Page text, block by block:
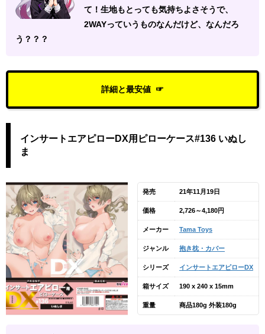
て！生地もとっても気持ちよさそうで、
2WAYっていうものなんだけど、なんだろ
う？？？
詳細と最安値
インサートエアピローDX用ピローケース#136 いぬし
ま
発売 21年11月19日
価格 2,726～4,180円
メーカー Tama Toys
ジャンル 抱き枕・カバー
シリーズ インサートエアピローDX
箱サイズ 190 x 240 x 15mm
重量 商品180g 外装180g